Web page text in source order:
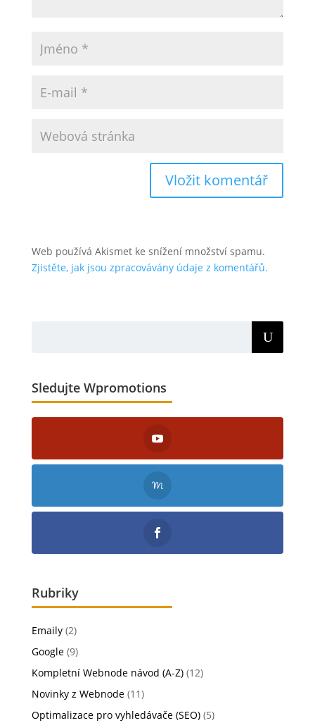
Web používá Akismet ke snížení množství spamu.
Zjistěte, jak jsou zpracovávány údaje z komentářů.
Sledujte Wpromotions
Rubriky
Emaily(2)
Google(9)
Kompletní Webnode návod (A-Z)(12)
Novinky z Webnode(11)
Optimalizace pro vyhledávače (SEO)(5)